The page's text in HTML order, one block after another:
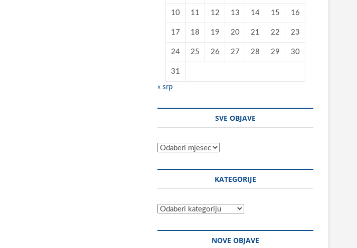
10 11 12 13 14 15 16
17 18 19 20 21 22 23
24 25 26 27 28 29 30
31
« srp
SVE OBJAVE
Sve
KATEGORIJE
Kategorije
NOVE OBJAVE